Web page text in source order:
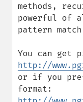
methods,
powerful of
pattern
http://
or if you